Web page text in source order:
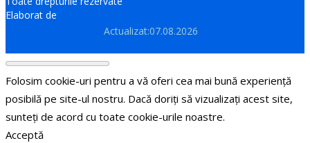
Elaborat de
Actualizat:07.08.2026
Folosim cookie-uri pentru a vă oferi cea mai bună experiență
posibilă pe site-ul nostru. Dacă doriți să vizualizați acest site,
sunteți de acord cu toate cookie-urile noastre.
Acceptă